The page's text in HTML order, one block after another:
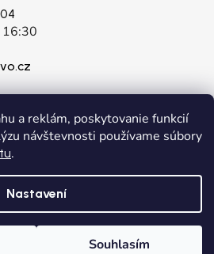
a reklám, poskytovanie funkcií
návštevnosti používame súbory
tu.
Nastavení
Souhlasím
16:30
Shoptet
. Všechna práva vyhrazena.